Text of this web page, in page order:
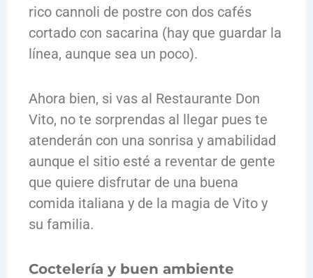
rico cannoli de postre con dos cafés
cortado con sacarina (hay que guardar la
línea, aunque sea un poco).
Ahora bien, si vas al Restaurante Don
Vito, no te sorprendas al llegar pues te
atenderán con una sonrisa y amabilidad
aunque el sitio esté a reventar de gente
que quiere disfrutar de una buena
comida italiana y de la magia de Vito y
su familia.
Coctelería y buen ambiente